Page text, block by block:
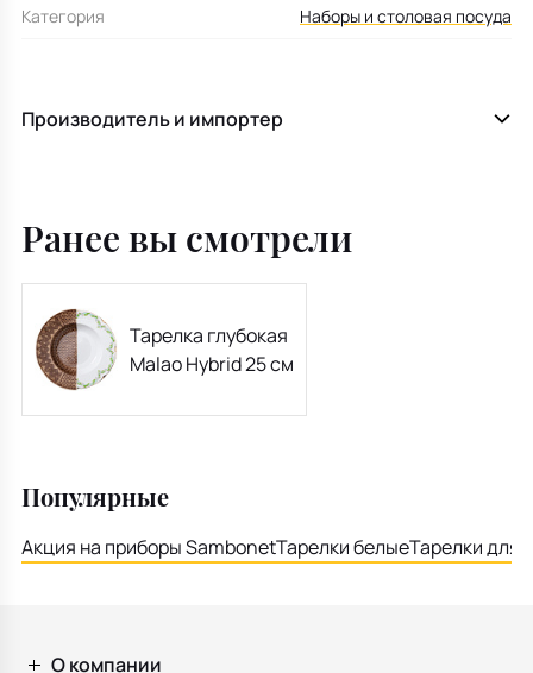
Категория
Наборы и столовая посуда
Производитель и импортер
Ранее вы смотрели
Тарелка глубокая
Malao Hybrid 25 см
Популярные
Акция на приборы SambonetТарелки белыеТарелки для
О компании